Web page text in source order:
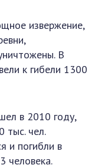
извержение,
В
к гибели 1300
в 2010 году,
тыс. чел.
и погибли в
человека.